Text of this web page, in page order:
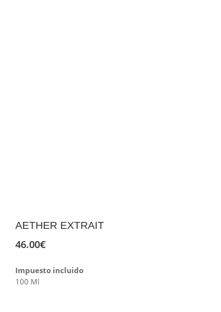
AETHER EXTRAIT
46.00€
Impuesto incluido
100 Ml